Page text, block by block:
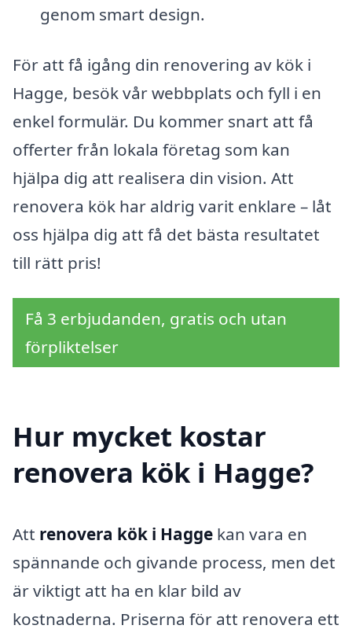
genom smart design.
För att få igång din renovering av kök i
Hagge, besök vår webbplats och fyll i en
enkel formulär. Du kommer snart att få
offerter från lokala företag som kan
hjälpa dig att realisera din vision. Att
renovera kök har aldrig varit enklare – låt
oss hjälpa dig att få det bästa resultatet
till rätt pris!
Få 3 erbjudanden, gratis och utan
förpliktelser
Hur mycket kostar
renovera kök i Hagge?
Att renovera kök i Hagge kan vara en
spännande och givande process, men det
är viktigt att ha en klar bild av
kostnaderna. Priserna för att renovera ett